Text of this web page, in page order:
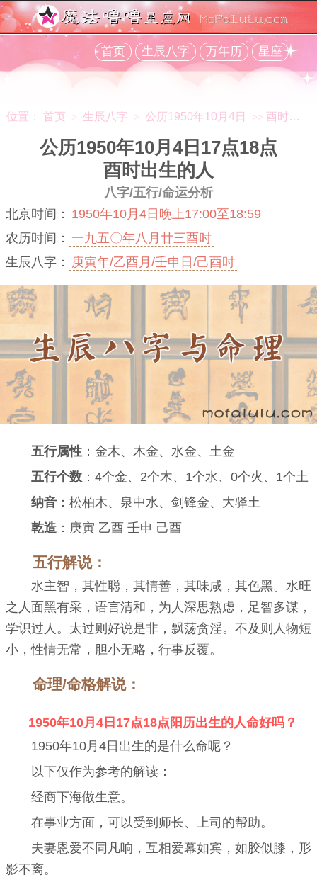
首页 生辰八字 万年历 星座
位置： 首页 > 生辰八字 > 公历1950年10月4日 >> 酉时出生
公历1950年10月4日17点18点
酉时出生的人
八字/五行/命运分析
北京时间： 1950年10月4日晚上17:00至18:59
农历时间： 一九五〇年八月廿三酉时
生辰八字：
庚寅年/乙酉月/壬申日/己酉时
五行属性 ：金木、木金、水金、土金
五行个数 ：4个金、2个木、1个水、0个火、1个土
纳音 ：松柏木、泉中水、剑锋金、大驿土
乾造 ：庚寅 乙酉 壬申 己酉
五行解说：
水主智，其性聪，其情善，其味咸，其色黑。水旺
之人面黑有采，语言清和，为人深思熟虑，足智多谋，
学识过人。太过则好说是非，飘荡贪淫。不及则人物短
小，性情无常，胆小无略，行事反覆。
命理/命格解说：
1950年10月4日17点18点阳历出生的人命好吗？
1950年10月4日出生的是什么命呢？
以下仅作为参考的解读：
经商下海做生意。
在事业方面，可以受到师长、上司的帮助。
夫妻恩爱不同凡响，互相爱幕如宾，如胶似膝，形
影不离。